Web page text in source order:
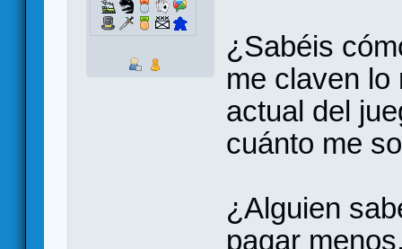
¿Sabéis
me claven lo
actual del
cuánto me
¿Alguien
pagar